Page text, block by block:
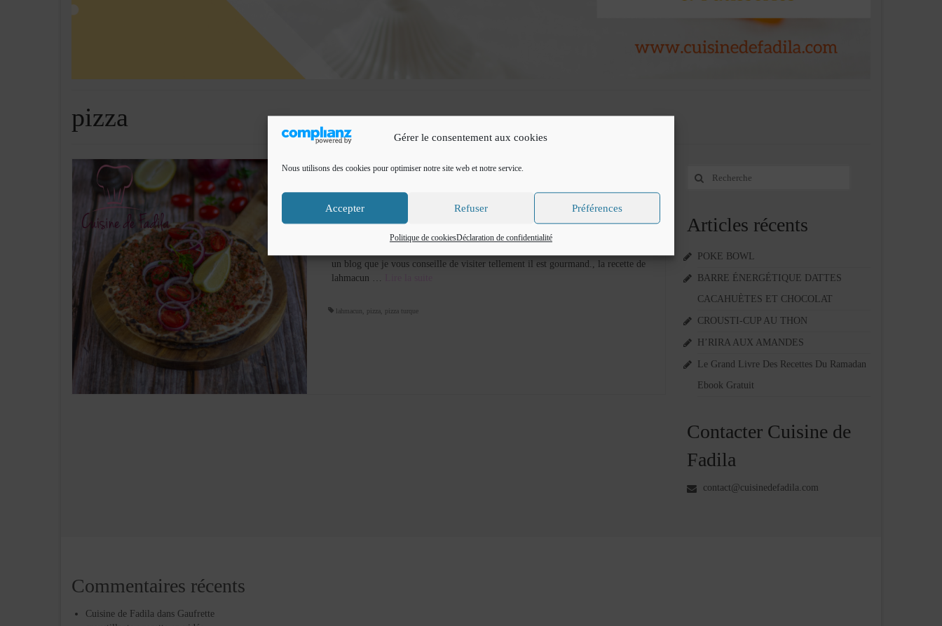
Gérer le consentement aux cookies
Nous utilisons des cookies pour optimiser notre site web et notre service.
Accepter Refuser Préférences
Politique de cookiesDéclaration de confidentialité
pizza
MAI 2021
Lahmacun : Pizza Turque
parCuisine de Fadila
Lahmacun Pizza Turque Après les Pide je vous propose les lahmacun pizza turque,
un blog que je vous conseille de visiter tellement il est gourmand., la recette de
lahmacun …
lahmacun, pizza, pizza turque
Rechercher
Articles récents
POKE BOWL
BARRE ÉNERGÉTIQUE DATTES
CACAHUÈTES ET CHOCOLAT
CROUSTI-CUP AU THON
H’RIRA AUX AMANDES
Le Grand Livre Des Recettes Du Ramadan
Ebook Gratuit
Contacter Cuisine de
Fadila
contact@cuisinedefadila.com
Commentaires récents
Cuisine de Fadila dans Gaufrette